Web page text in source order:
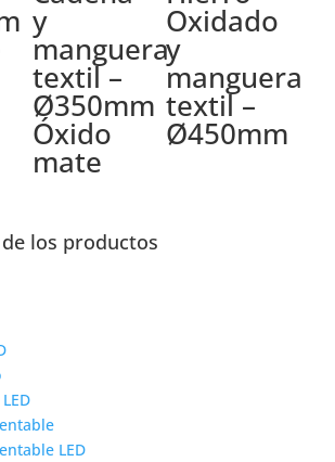
y
manguera
textil –
Ø350mm
Óxido
mate
Oxidado
y
manguera
textil –
Ø450mm
los productos
LED